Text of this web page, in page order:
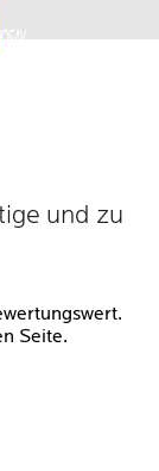
und zu
Seite.